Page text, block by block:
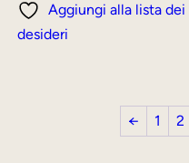
170,00 €.149,00 €.
Aggiungi alla lista dei
desideri
← 1 2